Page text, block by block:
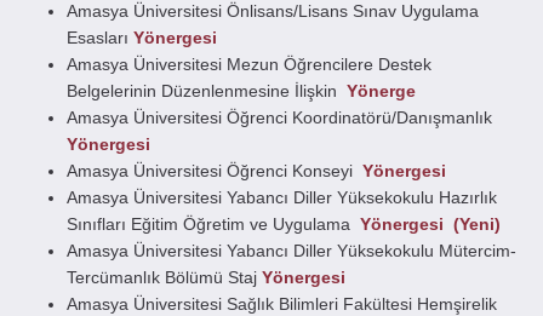
Amasya Üniversitesi Önlisans/Lisans Sınav Uygulama
Esasları Yönergesi
Amasya Üniversitesi Mezun Öğrencilere Destek
Belgelerinin Düzenlenmesine İlişkin Yönerge
Amasya Üniversitesi Öğrenci Koordinatörü/Danışmanlık
Yönergesi
Amasya Üniversitesi Öğrenci Konseyi Yönergesi
Amasya Üniversitesi Yabancı Diller Yüksekokulu Hazırlık
Sınıfları Eğitim Öğretim ve Uygulama Yönergesi (Yeni)
Amasya Üniversitesi Yabancı Diller Yüksekokulu Mütercim-
Tercümanlık Bölümü Staj Yönergesi
Amasya Üniversitesi Sağlık Bilimleri Fakültesi Hemşirelik